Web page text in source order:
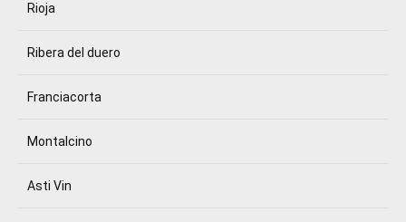
Rioja
Ribera del duero
Franciacorta
Montalcino
Asti Vin